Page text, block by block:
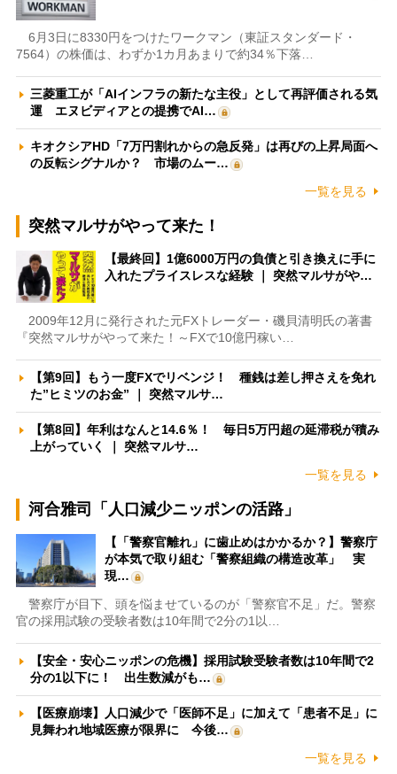
6月3日に8330円をつけたワークマン（東証スタンダード・
7564）の株価は、わずか1カ月あまりで約34％下落…
三菱重工が「AIインフラの新たな主役」として再評価される気
運 エヌビディアとの提携でAI…
キオクシアHD「7万円割れからの急反発」は再びの上昇局面へ
の反転シグナルか？ 市場のムー…
一覧を見る
突然マルサがやって来た！
【最終回】1億6000万円の負債と引き換えに手に
入れたプライスレスな経験 ｜ 突然マルサがや…
2009年12月に発行された元FXトレーダー・磯貝清明氏の著書
『突然マルサがやって来た！～FXで10億円稼い…
【第9回】もう一度FXでリベンジ！ 種銭は差し押さえを免れ
た”ヒミツのお金” ｜ 突然マルサ…
【第8回】年利はなんと14.6％！ 毎日5万円超の延滞税が積み
上がっていく ｜ 突然マルサ…
一覧を見る
河合雅司「人口減少ニッポンの活路」
【「警察官離れ」に歯止めはかかるか？】警察庁
が本気で取り組む「警察組織の構造改革」 実
現…
警察庁が目下、頭を悩ませているのが「警察官不足」だ。警察
官の採用試験の受験者数は10年間で2分の1以…
【安全・安心ニッポンの危機】採用試験受験者数は10年間で2
分の1以下に！ 出生数減がも…
【医療崩壊】人口減少で「医師不足」に加えて「患者不足」に
見舞われ地域医療が限界に 今後…
一覧を見る